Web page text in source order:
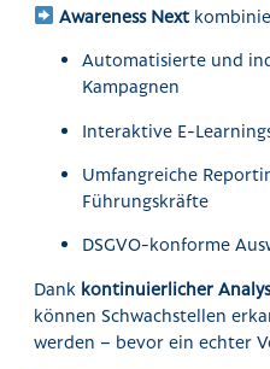
Awareness Next
Automatisierte und
Kampagnen
Interaktive E-
Umfangreiche
Führungskräfte
DSGVO-konforme
Dank kontinuierlicher
können Schwachstellen
werden – bevor ein echter